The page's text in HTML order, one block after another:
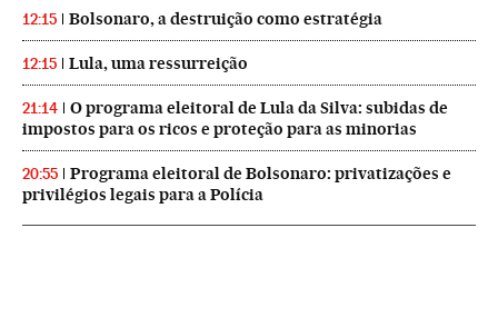
12:15 Bolsonaro, a destruição como estratégia
12:15 Lula, uma ressurreição
21:14
O programa eleitoral de Lula da Silva: subidas de
impostos para os ricos e proteção para as minorias
20:55
Programa eleitoral de Bolsonaro: privatizações e
privilégios legais para a Polícia